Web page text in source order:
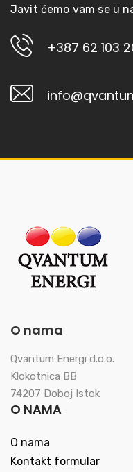
Javit ćemo vam se u
+387 62 103
O nama
Qvantum Energi d.o.o.
Klokotnica BB
74207 Doboj Istok
O NAMA
O nama
Kontakt formular